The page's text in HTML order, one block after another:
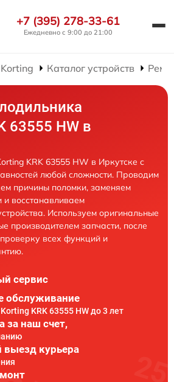
+7 (395) 278-33-61
Ежедневно с 9:00 до 21:00
Каталог устройств
63555 HW в
KRK 63555 HW в Иркутске с
любой сложности. Проводим
причины поломки, заменяем
и восстанавливаем
Используем оригинальные
производителем запчасти, после
всех функций и
сервис
обслуживание
KRK 63555 HW до 3 лет
за наш счет,
выезд курьера